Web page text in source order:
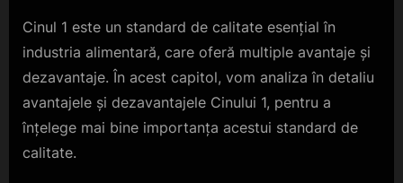
Cinul 1 este un standard de calitate esențial în
industria alimentară, care oferă multiple avantaje și
dezavantaje. În acest capitol, vom analiza în detaliu
avantajele și dezavantajele Cinului 1, pentru a
înțelege mai bine importanța acestui standard de
calitate.